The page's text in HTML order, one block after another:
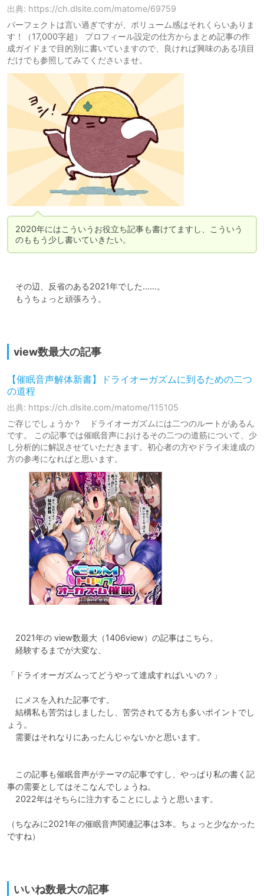
出典: https://ch.dlsite.com/matome/69759
パーフェクトは言い過ぎですが、ボリューム感はそれくらいありま
す！（17,000字超） プロフィール設定の仕方からまとめ記事の作
成ガイドまで目的別に書いていますので、良ければ興味のある項目
だけでも参照してみてくださいませ。
2020年にはこういうお役立ち記事も書けてますし、こういう
その辺、反省のある2021年でした……。
もうちょっと頑張ろう。
view数最大の記事
【催眠音声解体新書】ドライオーガズムに到るための二つ
の道程
出典: https://ch.dlsite.com/matome/115105
ご存じでしょうか？ ドライオーガズムには二つのルートがあるん
です。 この記事では催眠音声におけるその二つの道筋について、少
し分析的に解説させていただきます。初心者の方やドライ未達成の
方の参考になればと思います。
2021年の view数最大（1406view）の記事はこちら。
経験するまでが大変な、
「ドライオーガズムってどうやって達成すればいいの？」
にメスを入れた記事です。
結構私も苦労はしましたし、苦労されてる方も多いポイントでし
ょう。
需要はそれなりにあったんじゃないかと思います。
この記事も催眠音声がテーマの記事ですし、やっぱり私の書く記
事の需要としてはそこなんでしょうね。
2022年はそちらに注力することにしようと思います。
（ちなみに2021年の催眠音声関連記事は3本。ちょっと少なかった
ですね）
いいね数最大の記事